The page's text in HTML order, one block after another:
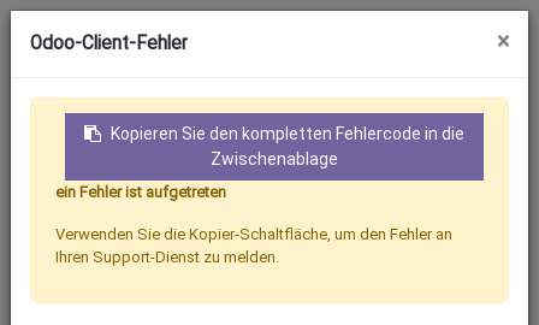
Review Order
Odoo-Client-Fehler ×
Kopieren Sie den kompletten Fehlercode in die
Zwischenablage
ein Fehler ist aufgetreten
Verwenden Sie die Kopier-Schaltfläche, um den Fehler an
Ihren Support-Dienst zu melden.